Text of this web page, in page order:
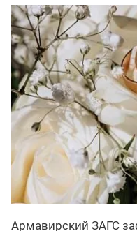
Армавирский ЗАГС